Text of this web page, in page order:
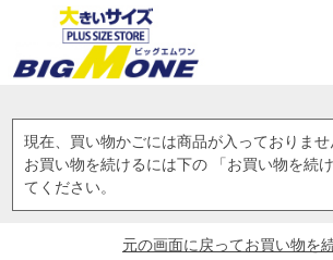
現在、買い物かごには商品が入っておりませ
お買い物を続けるには下の 「お買い物を続
てください。
元の画面に戻ってお買い物を